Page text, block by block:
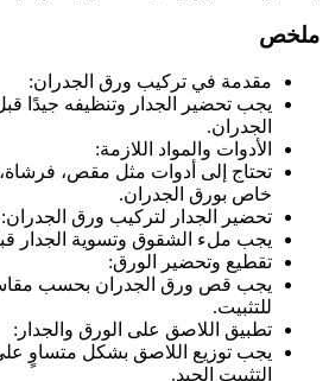
ملخص
مقدمة في تركيب ورق الجدران:
يجب تحضير الجدار وتنظيفه جيدًا
الجدران.
الأدوات والمواد اللازمة:
تحتاج إلى أدوات مثل مقص،
خاص بورق الجدران.
تحضير الجدار لتركيب ورق الجدران:
يجب ملء الشقوق وتسوية الجدار
تقطيع وتحضير الورق:
يجب قص ورق الجدران بحسب
للتثبيت.
تطبيق اللاصق على الورق والجدار:
يجب توزيع اللاصق بشكل متساوٍ
التثبيت الجيد.